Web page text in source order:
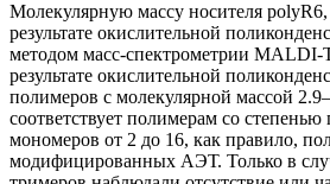
Молекулярную массу носителя polyR6,
результате окислительной
методом масс-спектрометрии
результате окислительной
полимеров с молекулярной массой
соответствует полимерам со
мономеров от 2 до 16, как правило,
модифицированных АЭТ. Только в